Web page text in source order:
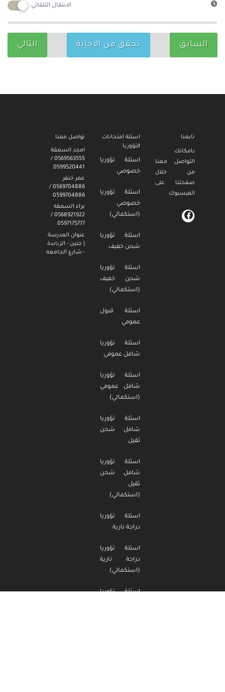
الانتقال التلقائي
السابق تحقق من الاجابة التالي
تواصل معنا
امجد السمقة
0569563555 /
0599520441
عمر خنفر
0569704886 /
0599704886
براء السمقه
0568921922 /
0597175777
عنوان المدرسة
| جنين - الزبابدة
- شارع الجامعه
اسئلة امتحانات
التؤوريا
اسئلة تؤوريا
خصوصي
اسئلة تؤوريا
خصوصي
(استكمالي)
اسئلة تؤوريا
شحن خفيف
اسئلة تؤوريا
شحن خفيف
(استكمالي)
اسئلة قبول
عمومي
اسئلة تؤوريا
شامل عمومي
اسئلة تؤوريا
شامل عمومي
(استكمالي)
اسئلة تؤوريا
شامل شحن
ثقيل
اسئلة تؤوريا
شامل شحن
ثقيل
(استكمالي)
اسئلة تؤوريا
دراجة نارية
اسئلة تؤوريا
دراجة نارية
(استكمالي)
اسئلة تؤوريا
تابعنا
بامكانك
التواصل معنا
من خلال
صفحتنا على
الفيسبوك